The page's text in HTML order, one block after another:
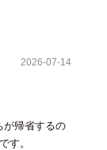
2026-07-14
が帰省するの
す。